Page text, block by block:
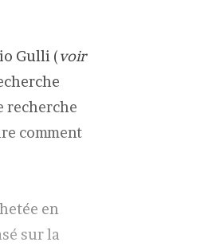
Gulli (voir
recherche
comment
en
sur la